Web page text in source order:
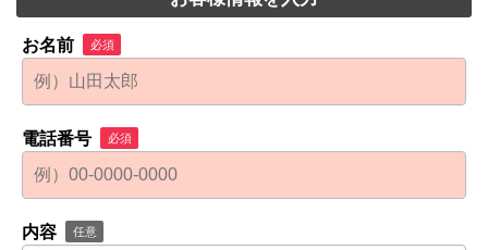
お名前 必須
電話番号 必須
内容 任意